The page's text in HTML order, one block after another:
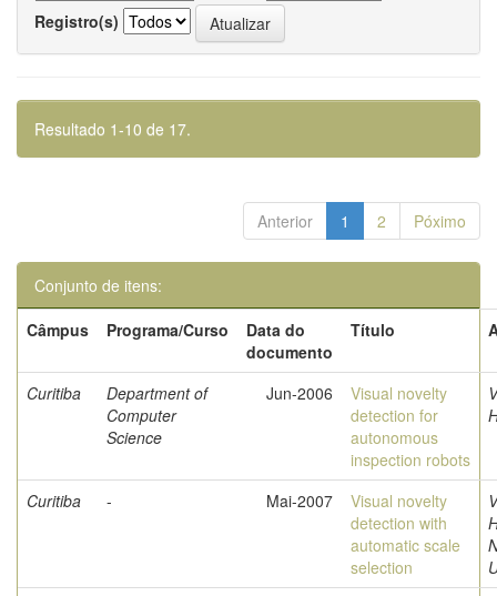
Registro(s)
Resultado 1-10 de 17.
Anterior 1 2 Póximo
Conjunto de itens:
Câmpus
Programa/Curso
Data do
documento
Título
Curitiba
Department of
Computer
Science
Jun-2006
Visual novelty
detection for
autonomous
inspection robots
Curitiba - Mai-2007
Visual novelty
detection with
automatic scale
selection